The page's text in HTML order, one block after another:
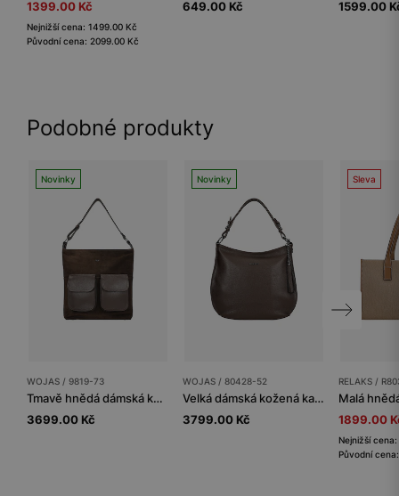
1399.00 Kč
Nejnižší cena: 1499.00 Kč
Původní cena: 2099.00 Kč
649.00 Kč
1599.00
Podobné produkty
Novinky
WOJAS / 9819-73
Tmavě hnědá dámská kožená kabelka
3699.00 Kč
Novinky
WOJAS / 80428-52
Velká dámská kožená kabelka v čokoládově hnědé barvě
3799.00 Kč
Sleva
RELAKS /
1899.00
Nejnižší
Původní